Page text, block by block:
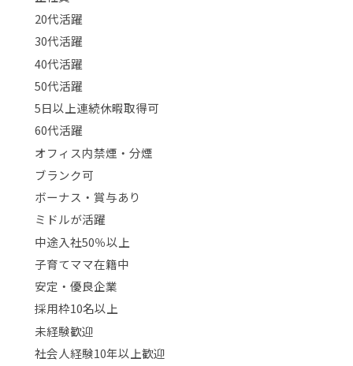
20代活躍
30代活躍
40代活躍
50代活躍
5日以上連続休暇取得可
60代活躍
オフィス内禁煙・分煙
ブランク可
ボーナス・賞与あり
ミドルが活躍
中途入社50％以上
子育てママ在籍中
安定・優良企業
採用枠10名以上
未経験歓迎
社会人経験10年以上歓迎